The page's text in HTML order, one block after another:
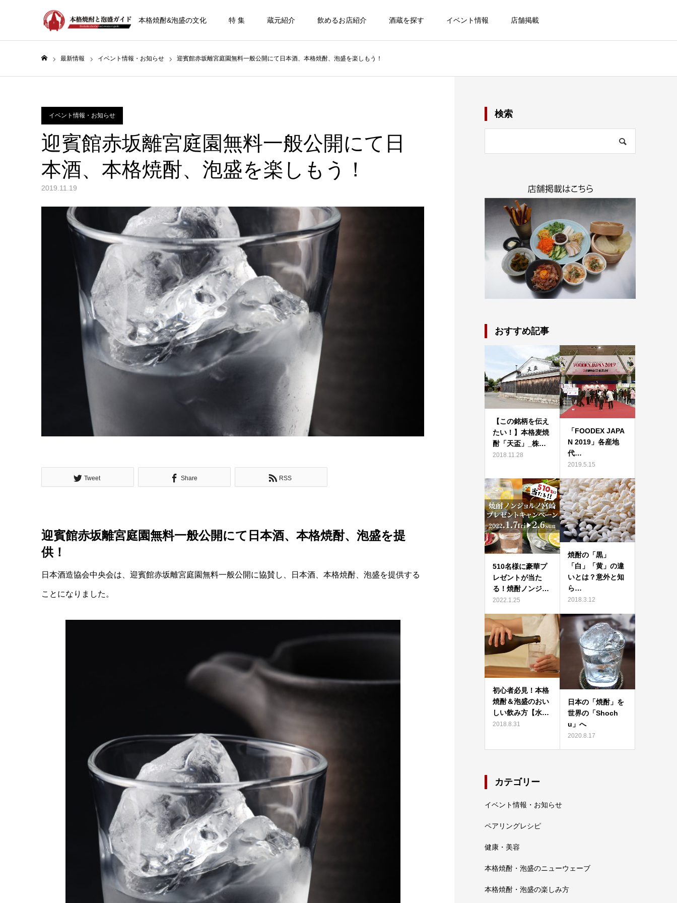
本格焼酎&泡盛の文化 特 集 蔵元紹介 飲めるお店紹介 酒蔵を探す イベント情報 店舗掲載
最新情報 イベント情報・お知らせ 迎賓館赤坂離宮庭園無料一般公開にて日本酒、本格焼酎、泡盛を楽しもう！
イベント情報・お知らせ
迎賓館赤坂離宮庭園無料一般公開にて日
本酒、本格焼酎、泡盛を楽しもう！
2019.11.19
Tweet Share RSS
迎賓館赤坂離宮庭園無料一般公開にて日本酒、本格焼酎、泡盛を提
供！
日本酒造協会中央会は、迎賓館赤坂離宮庭園無料一般公開に協賛し、日本酒、本格焼酎、泡盛を提供する
ことになりました。
検索
おすすめ記事
【この銘柄を伝え
たい！】本格麦焼
酎「天盃」_株…
2018.11.28
「FOODEX JAPA
N 2019」各産地
代…
2019.5.15
510名様に豪華プ
レゼントが当た
る！焼酎ノンジ…
2022.1.25
焼酎の「黒」
「白」「黄」の違
いとは？意外と知
ら…
2018.3.12
初心者必見！本格
焼酎＆泡盛のおい
しい飲み方【水…
2018.8.31
日本の「焼酎」を
世界の「Shoch
u」へ
2020.8.17
カテゴリー
イベント情報・お知らせ
ペアリングレシピ
健康・美容
本格焼酎・泡盛のニューウェーブ
本格焼酎・泡盛の楽しみ方